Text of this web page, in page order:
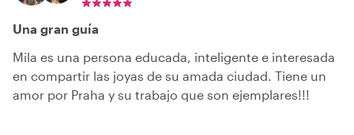
Una gran guía
Mila es una persona educada, inteligente e interesada
en compartir las joyas de su amada ciudad. Tiene un
amor por Praha y su trabajo que son ejemplares!!!